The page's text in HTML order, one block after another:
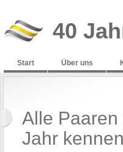
40
Start Über uns
Alle
Jahr